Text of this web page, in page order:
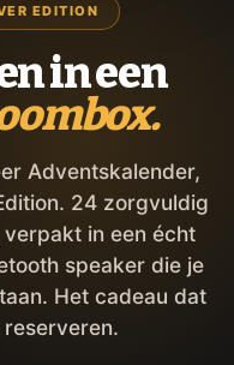
EDITION
in een
Adventskalender,
24 zorgvuldig
in een écht
speaker die je
Het cadeau dat